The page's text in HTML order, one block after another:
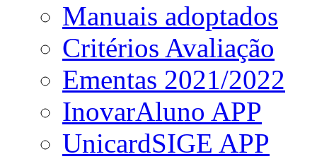
Manuais adoptados
Critérios Avaliação
Ementas 2021/2022
InovarAluno APP
UnicardSIGE APP